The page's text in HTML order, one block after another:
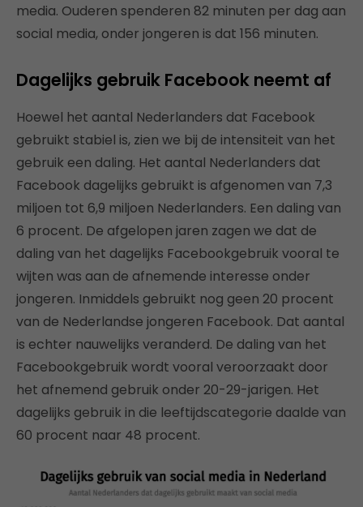
media. Ouderen spenderen 82 minuten per dag aan
social media, onder jongeren is dat 156 minuten.
Dagelijks gebruik Facebook neemt af
Hoewel het aantal Nederlanders dat Facebook
gebruikt stabiel is, zien we bij de intensiteit van het
gebruik een daling. Het aantal Nederlanders dat
Facebook dagelijks gebruikt is afgenomen van 7,3
miljoen tot 6,9 miljoen Nederlanders. Een daling van
6 procent. De afgelopen jaren zagen we dat de
daling van het dagelijks Facebookgebruik vooral te
wijten was aan de afnemende interesse onder
jongeren. Inmiddels gebruikt nog geen 20 procent
van de Nederlandse jongeren Facebook. Dat aantal
is echter nauwelijks veranderd. De daling van het
Facebookgebruik wordt vooral veroorzaakt door
het afnemend gebruik onder 20-29-jarigen. Het
dagelijks gebruik in die leeftijdscategorie daalde van
60 procent naar 48 procent.